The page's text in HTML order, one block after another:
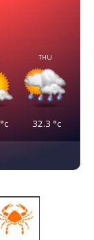
°c
THU
32.3 °c